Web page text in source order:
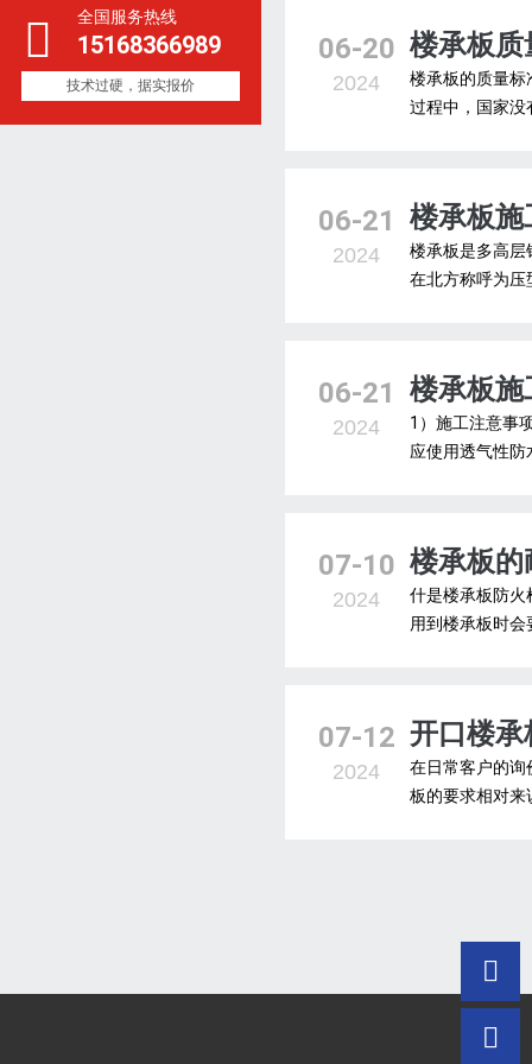
全国服务热线
15168366989
技术过硬，据实报价
06-20
2024
楼承板
楼承板的质量标
过程中，国家没
06-21
2024
楼承板
楼承板是多高层
在北方称呼为压
06-21
2024
楼承板
1）施工注意事
应使用透气性防
07-10
2024
楼承板
什是楼承板防火
用到楼承板时会
07-12
2024
开口楼
在日常客户的询
板的要求相对来

